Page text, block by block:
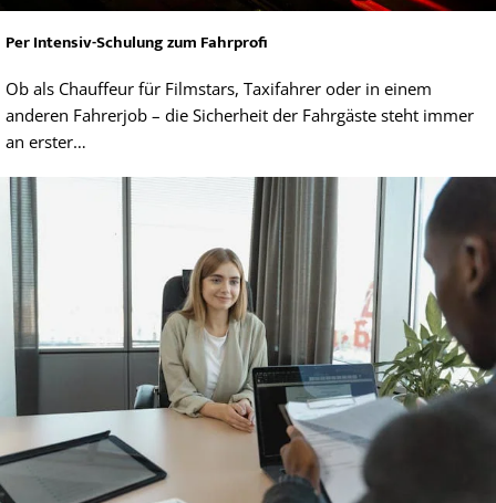
Per Intensiv-Schulung zum Fahrprofi
Ob als Chauffeur für Filmstars, Taxifahrer oder in einem
anderen Fahrerjob – die Sicherheit der Fahrgäste steht immer
an erster…